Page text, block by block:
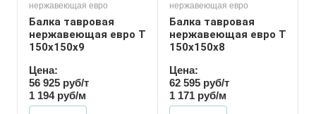
нержавеющая евро
Балка тавровая
нержавеющая евро T
150х150х9
Цена:
56 925 руб/т
1 194 руб/м
нержавеющая евро
Балка тавровая
нержавеющая евро T
150х150х8
Цена:
62 595 руб/т
1 171 руб/м